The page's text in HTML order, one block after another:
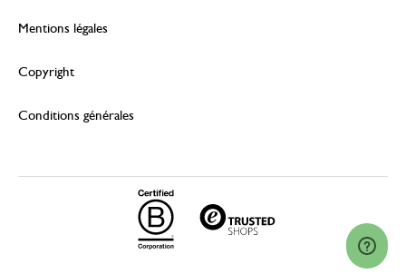
Mentions légales
Copyright
Conditions générales